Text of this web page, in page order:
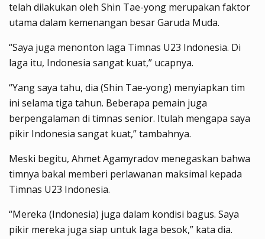
telah dilakukan oleh Shin Tae-yong merupakan faktor
utama dalam kemenangan besar Garuda Muda.
“Saya juga menonton laga Timnas U23 Indonesia. Di
laga itu, Indonesia sangat kuat,” ucapnya.
“Yang saya tahu, dia (Shin Tae-yong) menyiapkan tim
ini selama tiga tahun. Beberapa pemain juga
berpengalaman di timnas senior. Itulah mengapa saya
pikir Indonesia sangat kuat,” tambahnya.
Meski begitu, Ahmet Agamyradov menegaskan bahwa
timnya bakal memberi perlawanan maksimal kepada
Timnas U23 Indonesia.
“Mereka (Indonesia) juga dalam kondisi bagus. Saya
pikir mereka juga siap untuk laga besok,” kata dia.